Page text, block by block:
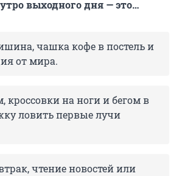
выходного дня — это…
чашка кофе в постель и
от мира.
кроссовки на ноги и бегом в
ловить первые лучи
чтение новостей или